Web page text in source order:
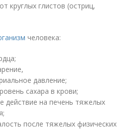
круглых глистов (остриц,
человека:
давление;
сахара в крови;
действие на печень тяжелых
после тяжелых физических